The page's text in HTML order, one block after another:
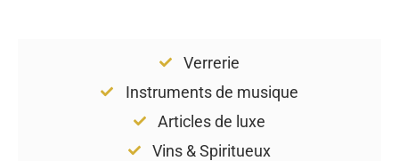
Verrerie
Instruments de musique
Articles de luxe
Vins & Spiritueux